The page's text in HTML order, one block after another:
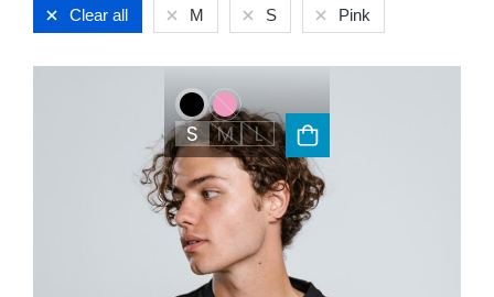
Clear all M S Pink
S M L